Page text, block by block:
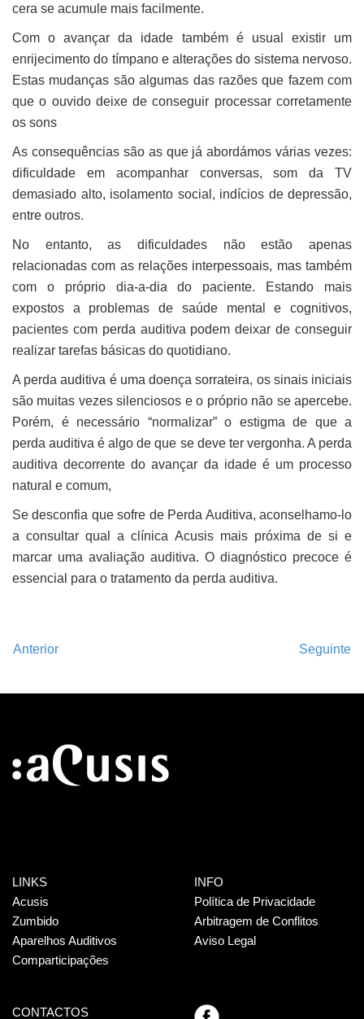
cera se acumule mais facilmente.
Com o avançar da idade também é usual existir um
enrijecimento do tímpano e alterações do sistema nervoso.
Estas mudanças são algumas das razões que fazem com
que o ouvido deixe de conseguir processar corretamente
os sons
As consequências são as que já abordámos várias vezes:
dificuldade em acompanhar conversas, som da TV
demasiado alto, isolamento social, indícios de depressão,
entre outros.
No entanto, as dificuldades não estão apenas
relacionadas com as relações interpessoais, mas também
com o próprio dia-a-dia do paciente. Estando mais
expostos a problemas de saúde mental e cognitivos,
pacientes com perda auditiva podem deixar de conseguir
realizar tarefas básicas do quotidiano.
A perda auditiva é uma doença sorrateira, os sinais iniciais
são muitas vezes silenciosos e o próprio não se apercebe.
Porém, é necessário “normalizar” o estigma de que a
perda auditiva é algo de que se deve ter vergonha. A perda
auditiva decorrente do avançar da idade é um processo
natural e comum,
Se desconfia que sofre de Perda Auditiva, aconselhamo-lo
a consultar qual a clínica Acusis mais próxima de si e
marcar uma avaliação auditiva. O diagnóstico precoce é
essencial para o tratamento da perda auditiva.
Anterior Seguinte
LINKS
Acusis
Zumbido
Aparelhos Auditivos
Comparticipações
INFO
Política de Privacidade
Arbitragem de Conflitos
Aviso Legal
CONTACTOS